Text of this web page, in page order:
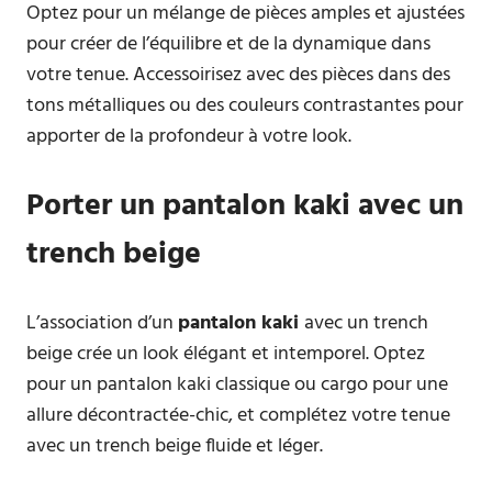
Optez pour un mélange de pièces amples et ajustées
pour créer de l’équilibre et de la dynamique dans
votre tenue. Accessoirisez avec des pièces dans des
tons métalliques ou des couleurs contrastantes pour
apporter de la profondeur à votre look.
Porter un pantalon kaki avec un
trench beige
L’association d’un pantalon kaki avec un trench
beige crée un look élégant et intemporel. Optez
pour un pantalon kaki classique ou cargo pour une
allure décontractée-chic, et complétez votre tenue
avec un trench beige fluide et léger.